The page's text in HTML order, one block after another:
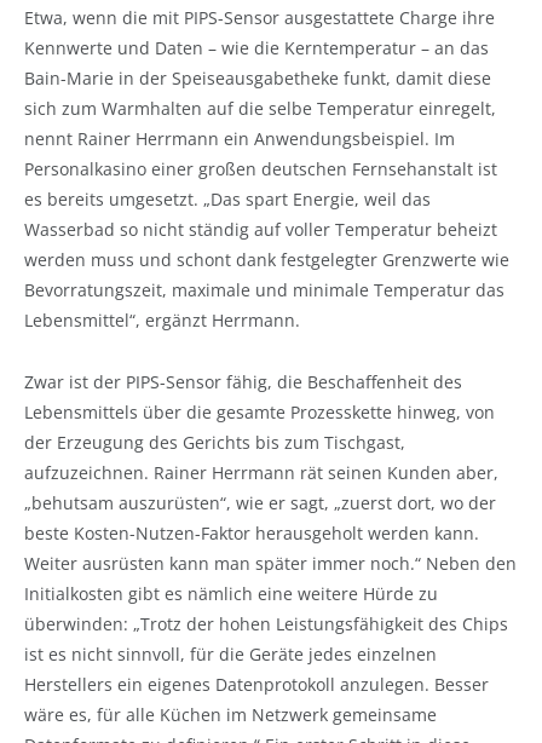
Etwa, wenn die mit PIPS-Sensor ausgestattete Charge ihre
Kennwerte und Daten – wie die Kerntemperatur – an das
Bain-Marie in der Speiseausgabetheke funkt, damit diese
sich zum Warmhalten auf die selbe Temperatur einregelt,
nennt Rainer Herrmann ein Anwendungsbeispiel. Im
Personalkasino einer großen deutschen Fernsehanstalt ist
es bereits umgesetzt. „Das spart Energie, weil das
Wasserbad so nicht ständig auf voller Temperatur beheizt
werden muss und schont dank festgelegter Grenzwerte wie
Bevorratungszeit, maximale und minimale Temperatur das
Lebensmittel“, ergänzt Herrmann.
Zwar ist der PIPS-Sensor fähig, die Beschaffenheit des
Lebensmittels über die gesamte Prozesskette hinweg, von
der Erzeugung des Gerichts bis zum Tischgast,
aufzuzeichnen. Rainer Herrmann rät seinen Kunden aber,
„behutsam auszurüsten“, wie er sagt, „zuerst dort, wo der
beste Kosten-Nutzen-Faktor herausgeholt werden kann.
Weiter ausrüsten kann man später immer noch.“ Neben den
Initialkosten gibt es nämlich eine weitere Hürde zu
überwinden: „Trotz der hohen Leistungsfähigkeit des Chips
ist es nicht sinnvoll, für die Geräte jedes einzelnen
Herstellers ein eigenes Datenprotokoll anzulegen. Besser
wäre es, für alle Küchen im Netzwerk gemeinsame